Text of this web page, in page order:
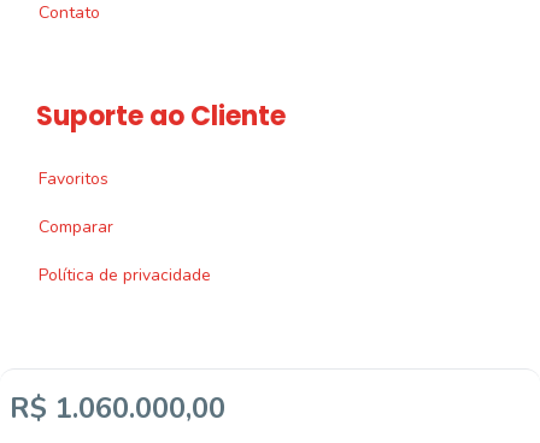
R$ 1.060.000,00
Contato
Suporte ao Cliente
Favoritos
Comparar
Política de privacidade
Imobiliária Certificada: